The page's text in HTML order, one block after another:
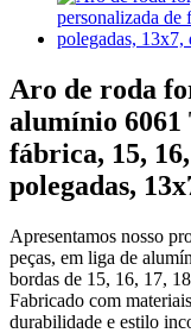
Aro de roda
alumínio 6061
fábrica, 15,
polegadas,
Apresentamos nosso
peças, em liga de
bordas de 15, 16, 17,
Fabricado com
durabilidade e estilo